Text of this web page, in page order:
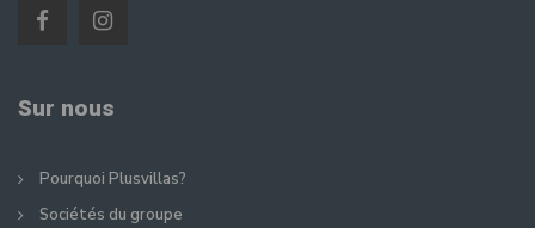
Sur nous
Pourquoi Plusvillas?
Sociétés du groupe